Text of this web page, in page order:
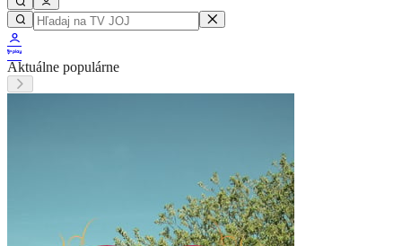
Aktuálne populárne